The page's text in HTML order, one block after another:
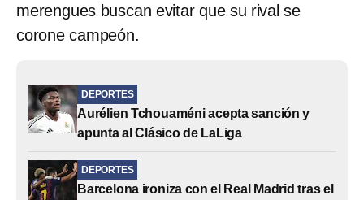
merengues buscan evitar que su rival se
corone campeón.
DEPORTES
Aurélien Tchouaméni acepta sanción y
apunta al Clásico de LaLiga
DEPORTES
Barcelona ironiza con el Real Madrid tras el